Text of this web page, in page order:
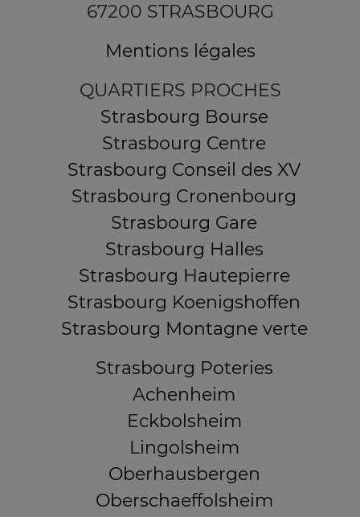
67200 STRASBOURG
Mentions légales
QUARTIERS PROCHES
Strasbourg Bourse
Strasbourg Centre
Strasbourg Conseil des XV
Strasbourg Cronenbourg
Strasbourg Gare
Strasbourg Halles
Strasbourg Hautepierre
Strasbourg Koenigshoffen
Strasbourg Montagne verte
Strasbourg Poteries
Achenheim
Eckbolsheim
Lingolsheim
Oberhausbergen
Oberschaeffolsheim